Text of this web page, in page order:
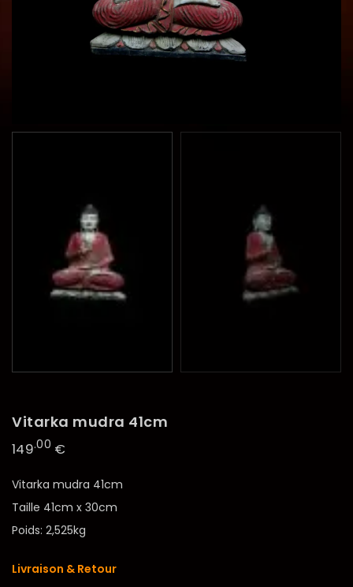
Vitarka mudra 41cm
149.00 €
Vitarka mudra 41cm
Taille 41cm x 30cm
Poids: 2,525kg
Livraison & Retour